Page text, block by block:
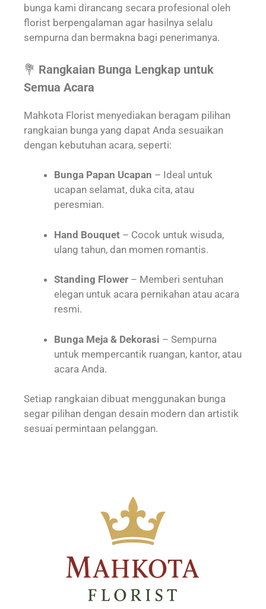
bunga kami dirancang secara profesional oleh
florist berpengalaman agar hasilnya selalu
sempurna dan bermakna bagi penerimanya.
💐 Rangkaian Bunga Lengkap untuk
Semua Acara
Mahkota Florist menyediakan beragam pilihan
rangkaian bunga yang dapat Anda sesuaikan
dengan kebutuhan acara, seperti:
Bunga Papan Ucapan – Ideal untuk
ucapan selamat, duka cita, atau
peresmian.
Hand Bouquet – Cocok untuk wisuda,
ulang tahun, dan momen romantis.
Standing Flower – Memberi sentuhan
elegan untuk acara pernikahan atau acara
resmi.
Bunga Meja & Dekorasi – Sempurna
untuk mempercantik ruangan, kantor, atau
acara Anda.
Setiap rangkaian dibuat menggunakan bunga
segar pilihan dengan desain modern dan artistik
sesuai permintaan pelanggan.